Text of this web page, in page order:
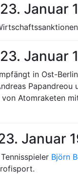
Januar
Januar
in Ost-
Papandreou
Atomraketen
Januar
Björn